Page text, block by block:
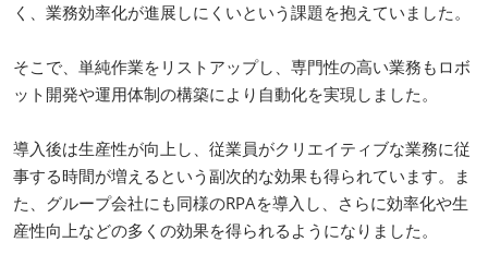
く、業務効率化が進展しにくいという課題を抱えていました。
そこで、単純作業をリストアップし、専門性の高い業務もロボ
ット開発や運用体制の構築により自動化を実現しました。
導入後は生産性が向上し、従業員がクリエイティブな業務に従
事する時間が増えるという副次的な効果も得られています。ま
た、グループ会社にも同様のRPAを導入し、さらに効率化や生
産性向上などの多くの効果を得られるようになりました。